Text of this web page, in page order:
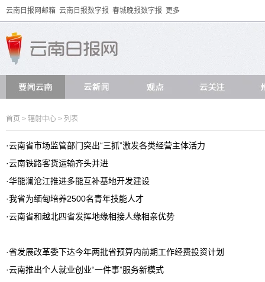
云南日报网邮箱 云南日报数字报 春城晚报数字报 更多
首页 > 辐射中心 > 列表
·云南省市场监管部门突出“三抓”激发各类经营主体活力
·云南铁路客货运输齐头并进
·华能澜沧江推进多能互补基地开发建设
·我省为缅甸培养2500名青年技能人才
·云南省和越北四省发挥地缘相接人缘相亲优势
·省发展改革委下达今年两批省预算内前期工作经费投资计划
·云南推出个人就业创业“一件事”服务新模式